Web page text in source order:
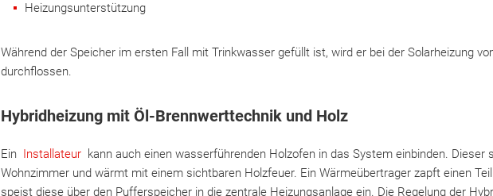
Heizungsunterstützung
Während der Speicher im ersten Fall mit Trinkwasser gefüllt ist, wird er bei der Solarheizung
durchflossen.
Hybridheizung mit Öl-Brennwerttechnik und Holz
Ein Installateur kann auch einen wasserführenden Holzofen in das System einbinden. Dieser
Wohnzimmer und wärmt mit einem sichtbaren Holzfeuer. Ein Wärmeübertrager zapft einen
speist diese über den Pufferspeicher in die zentrale Heizungsanlage ein. Die Regelung der